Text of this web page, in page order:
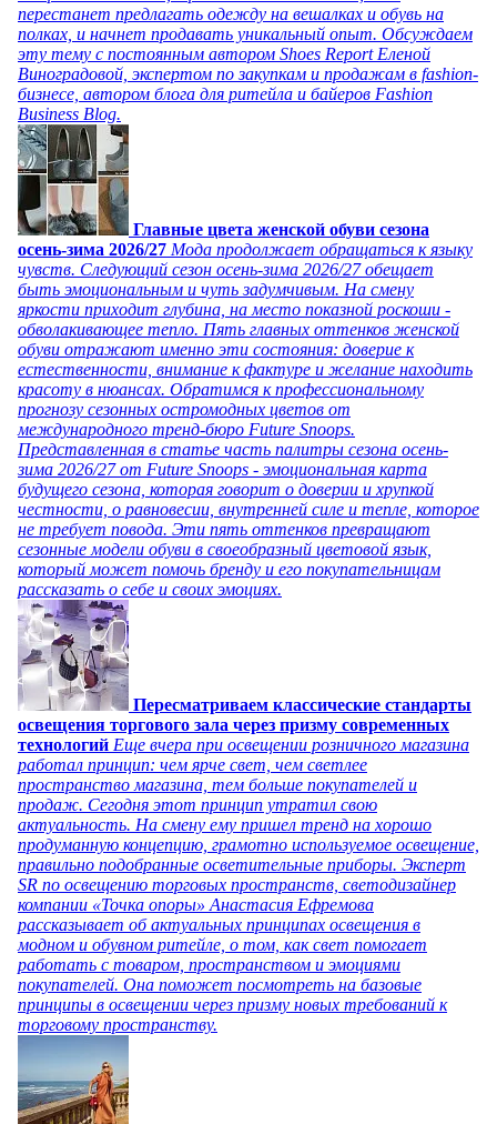
перестанет предлагать одежду на вешалках и обувь на
полках, и начнет продавать уникальный опыт. Обсуждаем
эту тему с постоянным автором Shoes Report Еленой
Виноградовой, экспертом по закупкам и продажам в fashion-
бизнесе, автором блога для ритейла и байеров Fashion
Business Blog.
Главные цвета женской обуви сезона
осень-зима 2026/27 Мода продолжает обращаться к языку
чувств. Следующий сезон осень-зима 2026/27 обещает
быть эмоциональным и чуть задумчивым. На смену
яркости приходит глубина, на место показной роскоши -
обволакивающее тепло. Пять главных оттенков женской
обуви отражают именно эти состояния: доверие к
естественности, внимание к фактуре и желание находить
красоту в нюансах. Обратимся к профессиональному
прогнозу сезонных остромодных цветов от
международного тренд-бюро Future Snoops.
Представленная в статье часть палитры сезона осень-
зима 2026/27 от Future Snoops - эмоциональная карта
будущего сезона, которая говорит о доверии и хрупкой
честности, о равновесии, внутренней силе и тепле, которое
не требует повода. Эти пять оттенков превращают
сезонные модели обуви в своеобразный цветовой язык,
который может помочь бренду и его покупательницам
рассказать о себе и своих эмоциях.
Пересматриваем классические стандарты
освещения торгового зала через призму современных
технологий Еще вчера при освещении розничного магазина
работал принцип: чем ярче свет, чем светлее
пространство магазина, тем больше покупателей и
продаж. Сегодня этот принцип утратил свою
актуальность. На смену ему пришел тренд на хорошо
продуманную концепцию, грамотно используемое освещение,
правильно подобранные осветительные приборы. Эксперт
SR по освещению торговых пространств, светодизайнер
компании «Точка опоры» Анастасия Ефремова
рассказывает об актуальных принципах освещения в
модном и обувном ритейле, о том, как свет помогает
работать с товаром, пространством и эмоциями
покупателей. Она поможет посмотреть на базовые
принципы в освещении через призму новых требований к
торговому пространству.